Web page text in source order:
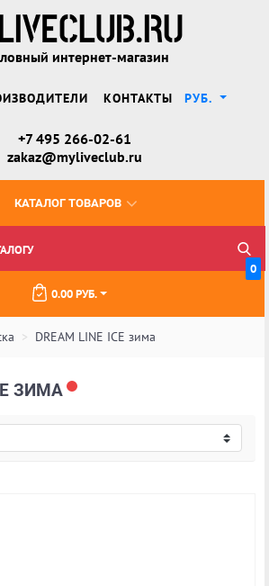
интернет-магазин
КОНТАКТЫ РУБ.
+7 495 266-02-61
zakaz@myliveclub.ru
КАТАЛОГ ТОВАРОВ
0
0.00 РУБ.
DREAM LINE ICE зима
ЗИМА